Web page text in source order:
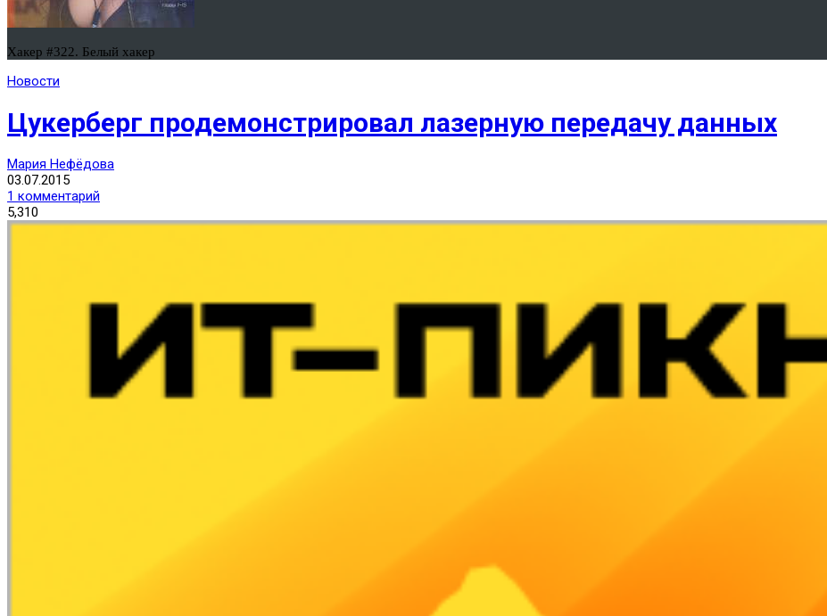
Хакер #322. Белый хакер
Новости
Цукерберг продемонстрировал лазерную передачу данных
Мария Нефёдова
03.07.2015
1 комментарий
5,310